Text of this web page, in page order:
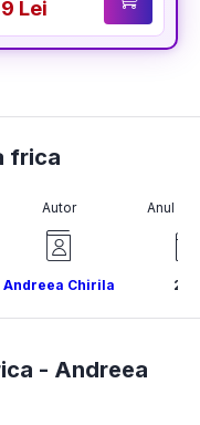
Lei
frica
Autor
Andreea Chirila
Anul
- Andreea